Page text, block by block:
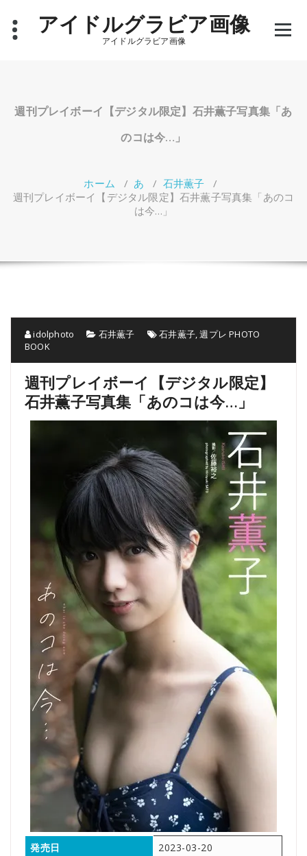
アイドルグラビア画像
アイドルグラビア画像
週刊プレイボーイ【デジタル限定】石井薫子写真集「あ
のコは今…」
ホーム / あ / 石井薫子 /
週刊プレイボーイ【デジタル限定】石井薫子写真集「あのコ
は今…」
idolphoto 石井薫子 石井薫子,週プレ PHOTO
BOOK
週刊プレイボーイ【デジタル限定】
石井薫子写真集「あのコは今…」
発売日
2023-03-20